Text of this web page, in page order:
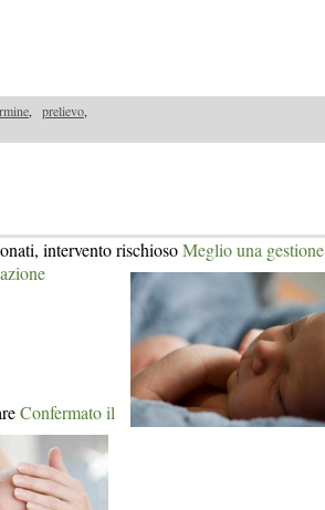
, prelievo,
intervento rischiosoMeglio una gestione
Confermato il